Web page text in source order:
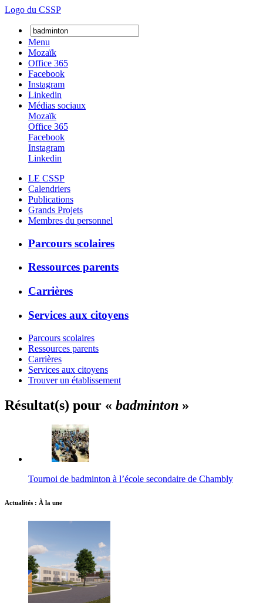
Logo du CSSP
Menu
Mozaïk
Office 365
Facebook
Instagram
Linkedin
Médias sociaux
Mozaïk
Office 365
Facebook
Instagram
Linkedin
LE CSSP
Calendriers
Publications
Grands Projets
Membres du personnel
Parcours scolaires
Ressources parents
Carrières
Services aux citoyens
Parcours scolaires
Ressources parents
Carrières
Services aux citoyens
Trouver un établissement
Résultat(s) pour « badminton »
Tournoi de badminton à l’école secondaire de Chambly
Actualités : À la une